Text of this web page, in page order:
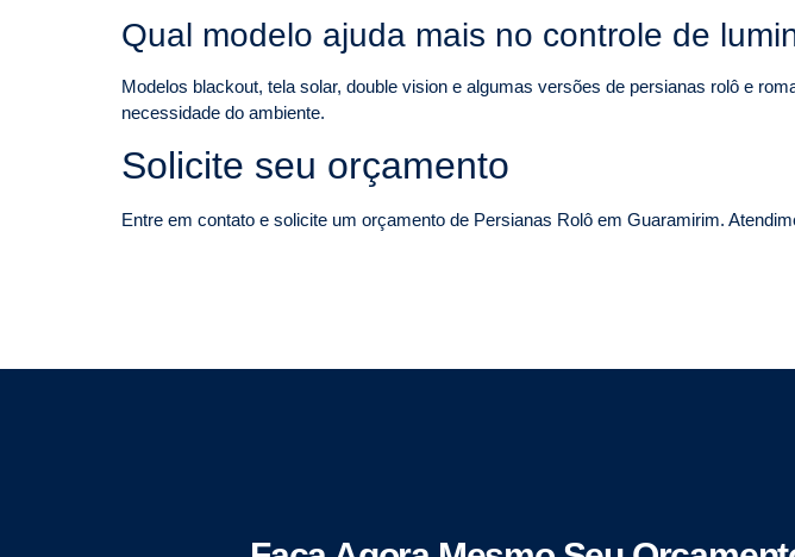
Qual modelo ajuda mais no controle de
Modelos blackout, tela solar, double vision e algumas versões de persianas rolô e
necessidade do ambiente.
Solicite seu orçamento
Entre em contato e solicite um orçamento de Persianas Rolô em Guaramirim.